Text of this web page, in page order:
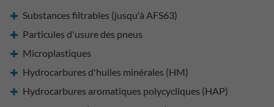
Substances filtrables (jusqu'à AFS63)
Particules d'usure des pneus
Microplastiques
Hydrocarbures d'huiles minérales (HM)
Hydrocarbures aromatiques polycycliques (HAP)